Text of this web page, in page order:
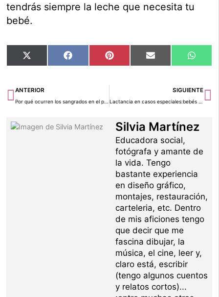
tendrás siempre la leche que necesita tu
bebé.
Compartir
en
X
(Twitter)
Compartir
en
Facebook Compartir
en
Pinterest Compartir
en
Email
en
Ant
ANTERIOR
Por qué ocurren los sangrados en el primer trimestre
SIGUIENTE
Lactancia en casos especiales:bebés prematuros y cesáreas
Silvia Martínez
Educadora social,
fotógrafa y amante de
la vida. Tengo
bastante experiencia
en diseño gráfico,
montajes, restauración,
carteleria, etc. Dentro
de mis aficiones tengo
que decir que me
fascina dibujar, la
música, el cine, leer y,
claro está, escribir
(tengo algunos cuentos
y relatos cortos)...